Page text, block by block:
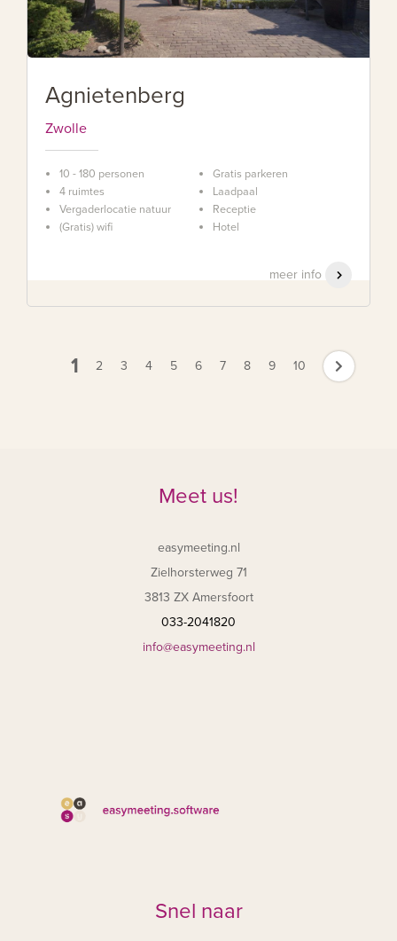
Agnietenberg
Zwolle
10 - 180 personen
4 ruimtes
Vergaderlocatie natuur
(Gratis) wifi
Gratis parkeren
Laadpaal
Receptie
Hotel
meer info
1 2 3 4 5 6 7 8 9 10
Meet us!
easymeeting.nl
Zielhorsterweg 71
3813 ZX Amersfoort
033-2041820
info@easymeeting.nl
Snel naar